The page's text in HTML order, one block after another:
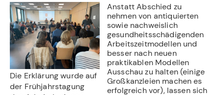
Die Erklärung wurde auf
der Frühjahrstagung
Anstatt Abschied zu
nehmen von antiquierten
sowie nachweislich
gesundheitsschädigenden
Arbeitszeitmodellen und
besser nach neuen
praktikablen Modellen
Ausschau zu halten (einige
Großkanzleien machen es
erfolgreich vor), lassen sich